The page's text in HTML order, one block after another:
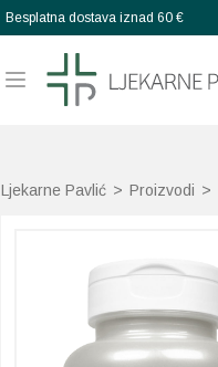
Besplatna dostava iznad 60 €
Ljekarne Pavlić > Proizvodi >